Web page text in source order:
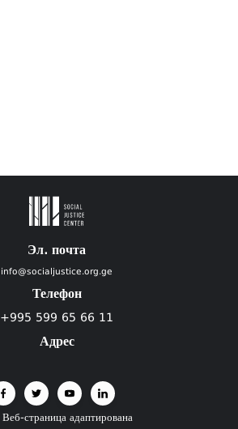
Эл. почта
info@socialjustice.org.ge
Телефон
+995 599 65 66 11
Адрес
Веб-страница адаптирована